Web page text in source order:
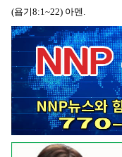
(욥기8:1~22) 아멘.